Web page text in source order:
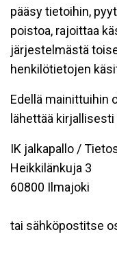
pääsy tietoihin,
poistoa, rajoittaa
järjestelmästä
henkilötietojen
Edellä mainittuihin
lähettää
IK jalkapallo /
Heikkilänkuja 3
60800 Ilmajoki
tai sähköpostitse